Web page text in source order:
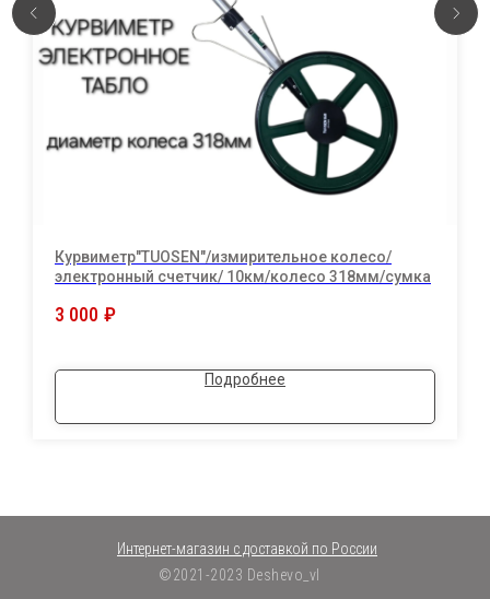
Курвиметр"TUOSEN"/измирительное колесо/
электронный счетчик/ 10км/колесо 318мм/сумка
3 000 ₽
Подробнее
©2021-2023 Deshevo_vl
Интернет-магазин с доставкой по России